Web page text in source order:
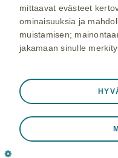
Tietoa GSK:sta
Tietosuojaseloste
© 2026 GSK-konserni tai
mittaavat evästeet
ominaisuuksia ja
muistamisen;
jakamaan sinulle
istuntotietojen
tag-asetusten hallintaan